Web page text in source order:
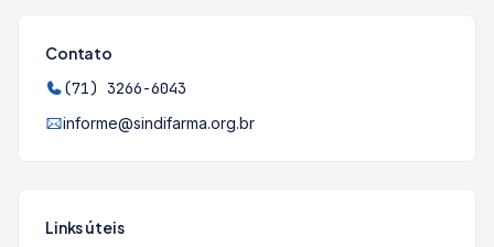
Contato
(71) 3266-6043
informe@sindifarma.org.br
Links úteis